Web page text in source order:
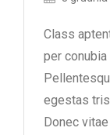
Class
per
egestas
Donec